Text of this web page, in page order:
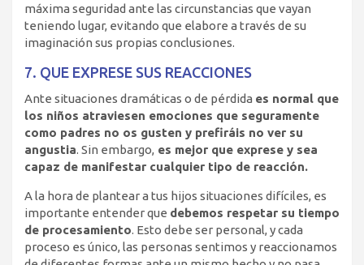
máxima seguridad ante las circunstancias que vayan
teniendo lugar, evitando que elabore a través de su
imaginación sus propias conclusiones.
7. QUE EXPRESE SUS REACCIONES
Ante situaciones dramáticas o de pérdida es normal que
los niños atraviesen emociones que seguramente
como padres no os gusten y prefiráis no ver su
angustia. Sin embargo, es mejor que exprese y sea
capaz de manifestar cualquier tipo de reacción.
A la hora de plantear a tus hijos situaciones difíciles, es
importante entender que debemos respetar su tiempo
de procesamiento. Esto debe ser personal, y cada
proceso es único, las personas sentimos y reaccionamos